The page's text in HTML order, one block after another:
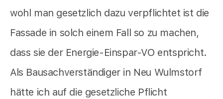
wohl man gesetzlich dazu verpflichtet ist die
Fassade in solch einem Fall so zu machen,
dass sie der Energie-Einspar-VO entspricht.
Als Bausachverständiger in Neu Wulmstorf
hätte ich auf die gesetzliche Pflicht